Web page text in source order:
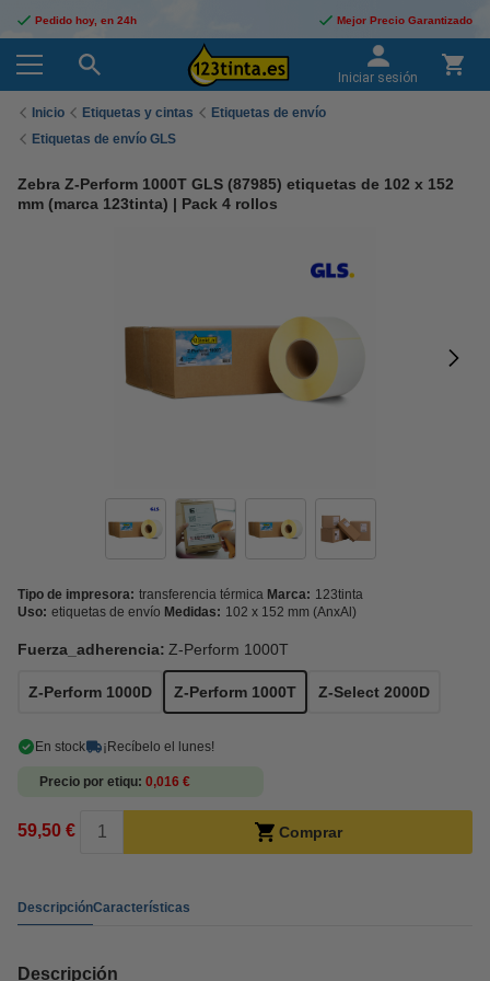
Pedido hoy, en 24h Mejor Precio Garantizado
Iniciar sesión
Inicio Etiquetas y cintas
Etiquetas de envío
Etiquetas de envío GLS
Zebra Z-Perform 1000T GLS (87985) etiquetas de 102 x 152
mm (marca 123tinta) | Pack 4 rollos
Tipo de impresora: transferencia térmica Marca: 123tinta
Uso: etiquetas de envío Medidas: 102 x 152 mm (AnxAl)
Fuerza_adherencia: Z-Perform 1000T
Z-Perform 1000D Z-Perform 1000T Z-Select 2000D
En stock ¡Recíbelo el lunes!
Precio por etiqu 0,016 €
59,50 € Comprar
DescripciónCaracterísticas
Descripción